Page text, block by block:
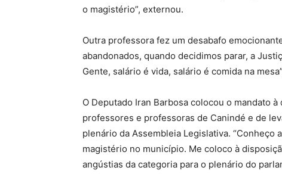
o magistério”, externou.
Outra professora fez um desabafo
abandonados, quando decidimos parar, a
Gente, salário é vida, salário é comida na
O Deputado Iran Barbosa colocou o mandato
professores e professoras de Canindé e de
plenário da Assembleia Legislativa.
magistério no município. Me coloco à
angústias da categoria para o plenário do